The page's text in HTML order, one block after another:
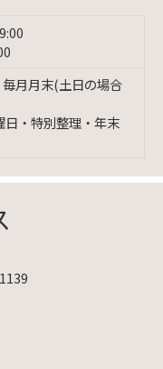
月月末(土日の場合
・特別整理・年末